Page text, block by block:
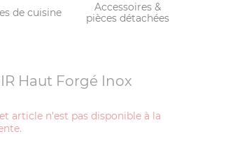
de cuisine
Accessoires &
pièces détachées
Haut Forgé Inox
article n'est pas disponible à la